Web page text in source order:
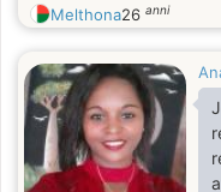
Melthona26 anni